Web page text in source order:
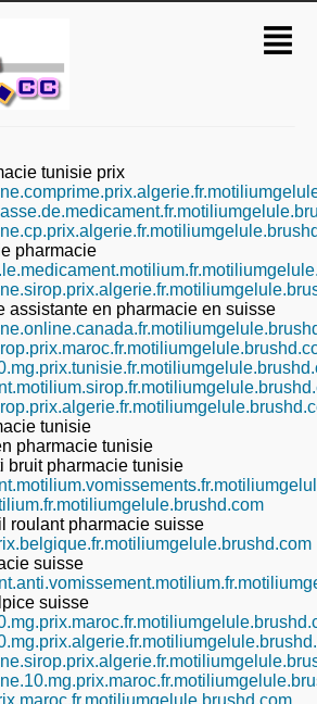
tunisie prix
pharmacie
assistante en pharmacie en suisse
tunisie
pharmacie tunisie
bruit pharmacie tunisie
roulant pharmacie suisse
suisse
suisse